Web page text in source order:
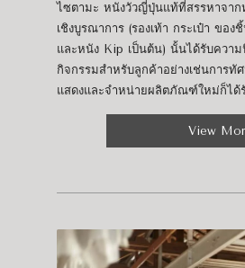
ไซตามะ หนังวัวญี่ปุ่นแท้ที่สรรหาจาก
เชิงบูรณาการ (รองเท้า กระเป๋า ขอ
และหนัง Kip เป็นต้น) นั้นได้รับความ
กิจกรรมสำหรับลูกค้าอย่างเช่นการทั
แสดงและจำหน่ายผลิตภัณฑ์ใหม่ก็ได้
View